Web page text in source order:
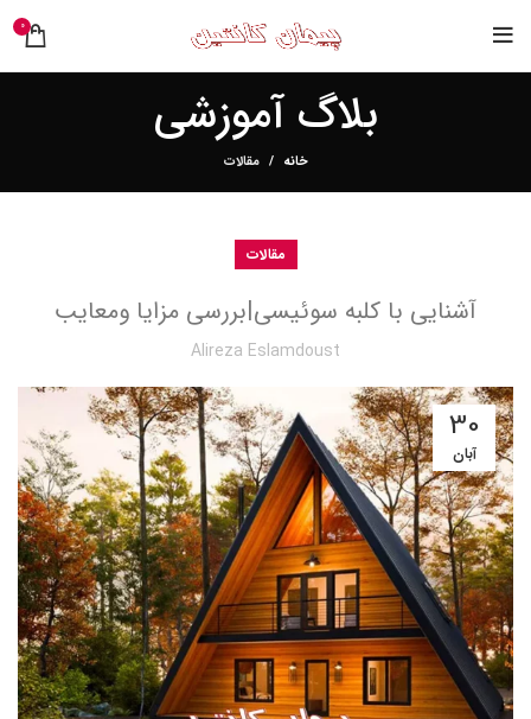
0
بلاگ آموزشی
خانه مقالات
مقالات
آشنایی با کلبه سوئیسی|بررسی مزایا ومعایب
Alireza Eslamdoust
30
آبان